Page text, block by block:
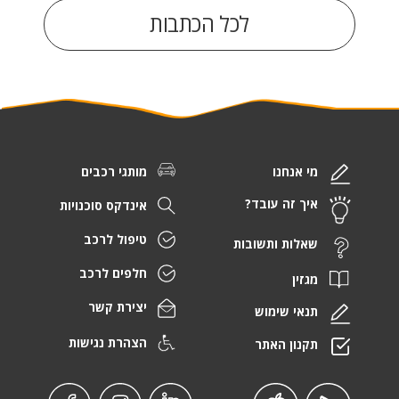
לכל הכתבות
מי אנחנו
איך זה עובד?
שאלות ותשובות
מגזין
תנאי שימוש
תקנון האתר
מותגי רכבים
אינדקס סוכנויות
טיפול לרכב
חלפים לרכב
יצירת קשר
הצהרת נגישות